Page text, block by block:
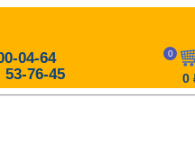
04-64
53-76-45
0
0